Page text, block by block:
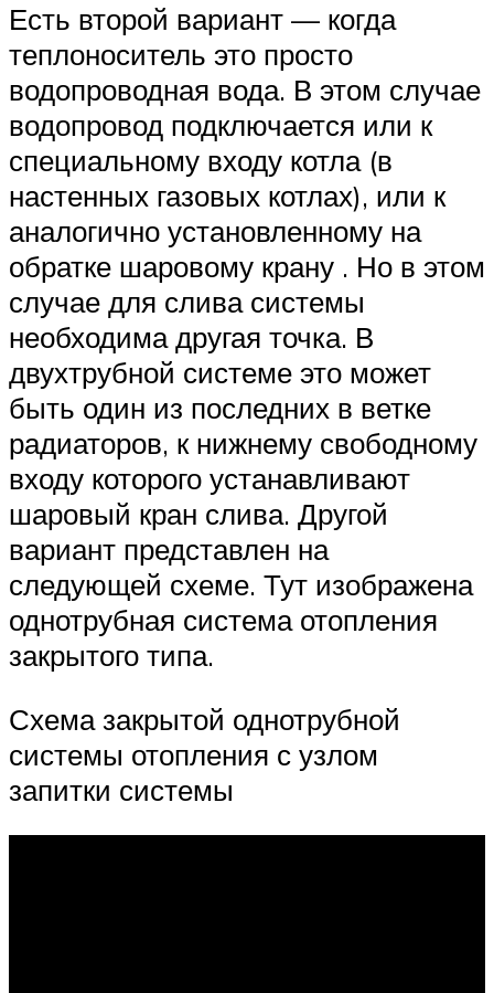
Есть второй вариант — когда
теплоноситель это просто
водопроводная вода. В этом случае
водопровод подключается или к
специальному входу котла (в
настенных газовых котлах), или к
аналогично установленному на
обратке шаровому крану . Но в этом
случае для слива системы
необходима другая точка. В
двухтрубной системе это может
быть один из последних в ветке
радиаторов, к нижнему свободному
входу которого устанавливают
шаровый кран слива. Другой
вариант представлен на
следующей схеме. Тут изображена
однотрубная система отопления
закрытого типа.
Схема закрытой однотрубной
системы отопления с узлом
запитки системы